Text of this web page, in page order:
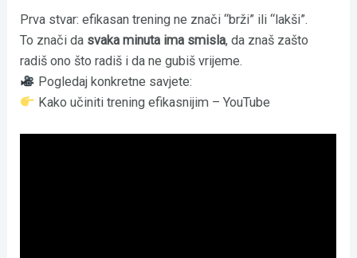
Prva stvar: efikasan trening ne znači “brži” ili “lakši”.
To znači da svaka minuta ima smisla, da znaš zašto
radiš ono što radiš i da ne gubiš vrijeme.
Pogledaj konkretne savjete:
Kako učiniti trening efikasnijim – YouTube